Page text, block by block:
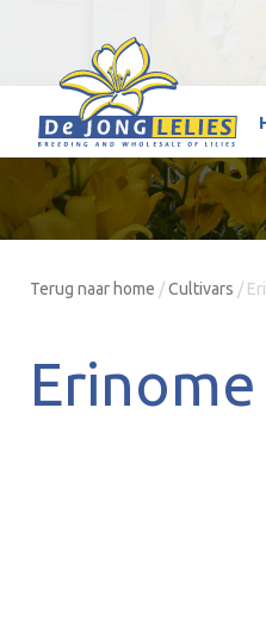
Terug naar home /Cultivars /
Erinome